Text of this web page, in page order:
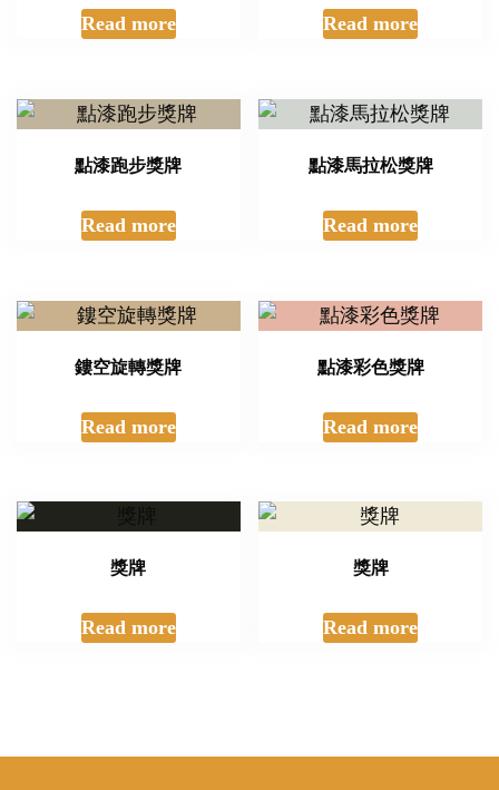
Read more Read more
點漆跑步獎牌
Read more
點漆馬拉松獎牌
Read more
鏤空旋轉獎牌
Read more
點漆彩色獎牌
Read more
獎牌
Read more
獎牌
Read more